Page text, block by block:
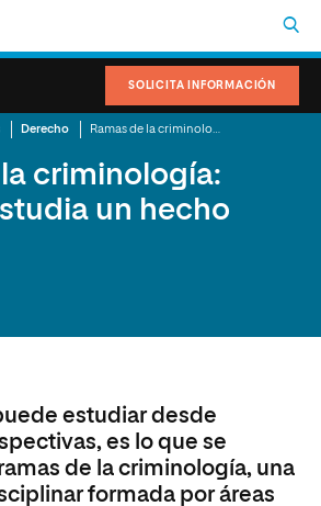
SOLICITA INFORMACIÓN
Derecho
la criminología:
un hecho
estudiar desde
es lo que se
de la criminología, una
formada por áreas